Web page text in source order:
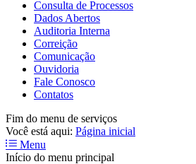
Consulta de Processos
Dados Abertos
Auditoria Interna
Correição
Comunicação
Ouvidoria
Fale Conosco
Contatos
Fim do menu de serviços
Você está aqui: Página inicial
Menu
Início do menu principal